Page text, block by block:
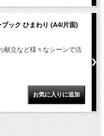
ブック ひまわり (A4/片面)
献立など様々なシーンで活